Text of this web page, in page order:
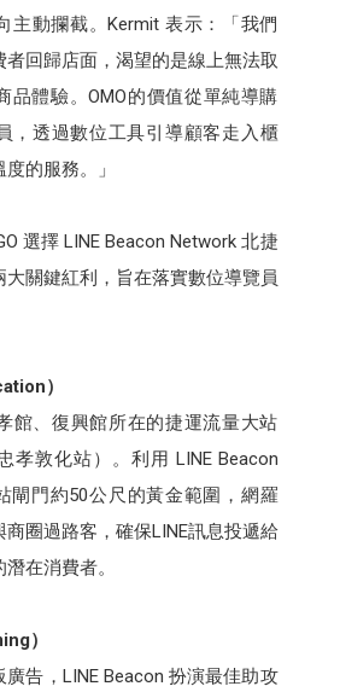
主動攔截。Kermit 表示：「我們
回歸店面，渴望的是線上無法取
品體驗。OMO的價值從單純導購
，透過數位工具引導顧客走入櫃
的服務。」
選擇 LINE Beacon Network 北捷
關鍵紅利，旨在落實數位導覽員
）
館、復興館所在的捷運流量大站
孝敦化站）。利用 LINE Beacon
閘門約50公尺的黃金範圍，網羅
商圈過路客，確保LINE訊息投遞給
在消費者。
）
告，LINE Beacon 扮演最佳助攻